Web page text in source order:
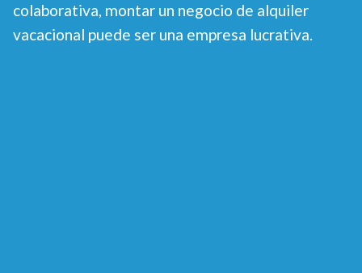
colaborativa, montar un negocio de alquiler
vacacional puede ser una empresa lucrativa.